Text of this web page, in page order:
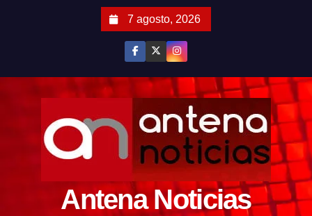
7 agosto, 2026
Antena Noticias